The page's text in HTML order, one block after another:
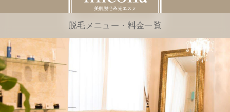
脱毛メニュー・料金一覧